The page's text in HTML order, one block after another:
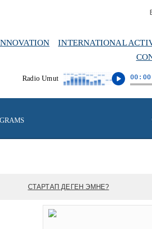
INTERNATIONAL
Radio Umut 00:00
СТАРТАП ДЕГЕН ЭМНЕ?